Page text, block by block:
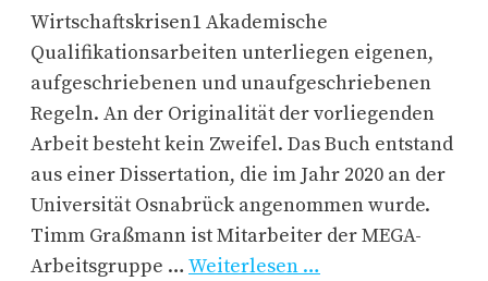
Wirtschaftskrisen1 Akademische
Qualifikationsarbeiten unterliegen eigenen,
aufgeschriebenen und unaufgeschriebenen
Regeln. An der Originalität der vorliegenden
Arbeit besteht kein Zweifel. Das Buch entstand
aus einer Dissertation, die im Jahr 2020 an der
Universität Osnabrück angenommen wurde.
Timm Graßmann ist Mitarbeiter der MEGA-
Arbeitsgruppe … Weiterlesen …